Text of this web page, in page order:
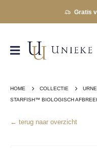
Gratis
HOME COLLECTIE
STARFISH™ BIOLOGISCH
← terug naar overzicht